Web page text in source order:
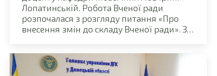
Лопатинській. Робота Вченої ради
розпочалася з розгляду питання «Про
внесення змін до складу Вченої ради». З…